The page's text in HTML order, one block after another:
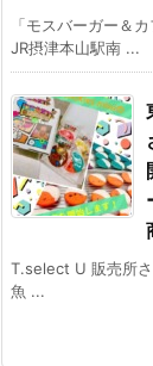
「モスバーガー＆
JR摂津本山駅南 ...
T.select U 販売所
魚 ...